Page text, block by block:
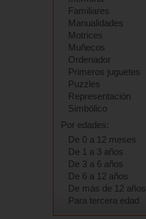
Familiares
Manualidades
Motrices
Muñecos
Ordenador
Primeros juguetes
Puzzles
Representación
Simbólico
Por edades:
De 0 a 12 meses
De 1 a 3 años
De 3 a 6 años
De 6 a 12 años
De más de 12 años
Para tercera edad